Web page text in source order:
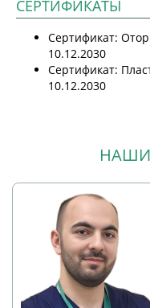
СЕРТИФИКАТЫ
Сертификат:
10.12.2030
Сертификат:
10.12.2030